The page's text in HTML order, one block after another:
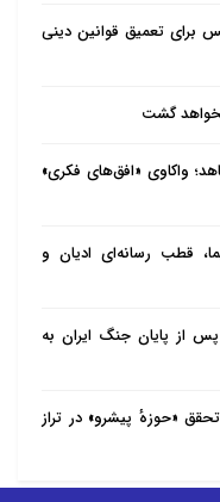
برای تعمیق قوانین دینی
گشت
واکاوی «افق‌های فکری»
قطب رسانه‌ای ادیان و
از پایان جنگ ایران به
«حوزهٔ پیشرو» در تراز